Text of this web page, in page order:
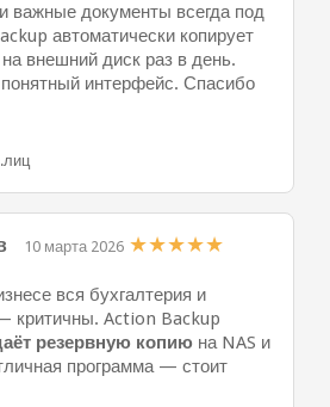
важные документы всегда под
автоматически копирует
внешний диск раз в день.
интерфейс. Спасибо
10 марта 2026 ★★★★★
вся бухгалтерия и
критичны. Action Backup
резервную копию на NAS и
программа — стоит